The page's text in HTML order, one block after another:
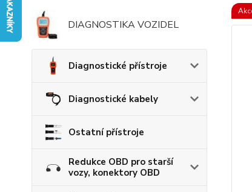
DIAGNOSTIKA VOZIDEL
Diagnostické přístroje
Diagnostické kabely
Ostatní přístroje
Redukce OBD pro starší
vozy, konektory OBD